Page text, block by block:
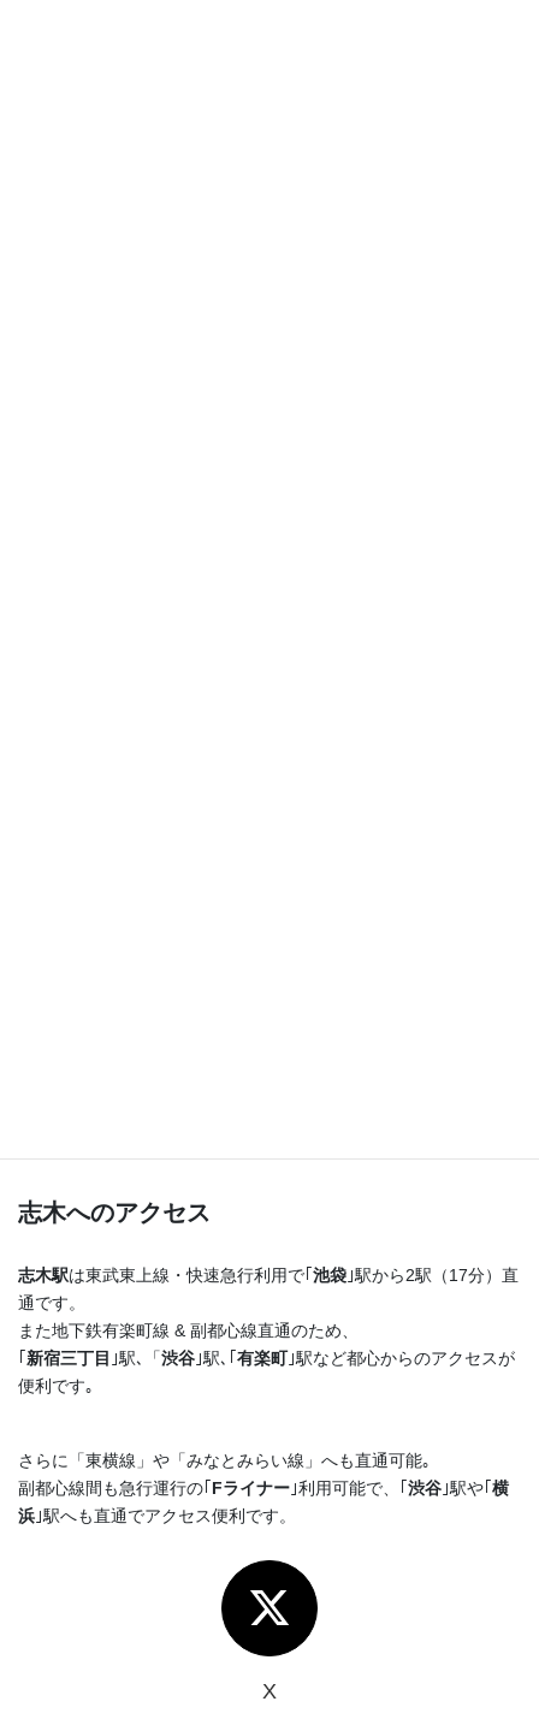
志木へのアクセス
志木駅は東武東上線・快速急行利用で｢ 池袋 ｣駅から2駅（17分）直
通です。
また地下鉄有楽町線 & 副都心線直通のため、
新宿三丁目 ｣駅､「渋谷 ｣駅､｢ 有楽町｣駅など都心からのアクセスが
便利です｡
さらに「東横線」や「みなとみらい線」へも直通可能｡
副都心線間も急行運行の｢ Fライナー ｣利用可能で、｢ 渋谷 ｣駅や｢ 横
浜 ｣駅へも直通でアクセス便利です。
X